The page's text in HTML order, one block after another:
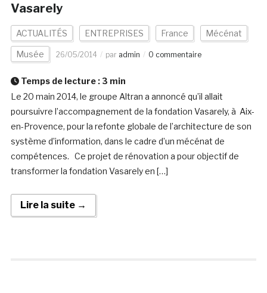
Vasarely
ACTUALITÉS ENTREPRISES France Mécénat
Musée 26/05/2014 par admin 0 commentaire
Temps de lecture : 3 min
Le 20 main 2014, le groupe Altran a annoncé qu’il allait
poursuivre l’accompagnement de la fondation Vasarely, à Aix-
en-Provence, pour la refonte globale de l’architecture de son
système d’information, dans le cadre d’un mécénat de
compétences. Ce projet de rénovation a pour objectif de
transformer la fondation Vasarely en […]
Lire la suite →